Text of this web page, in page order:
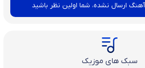
ارسال نشده، شما اولین نظر باشید
سبک های موزیک